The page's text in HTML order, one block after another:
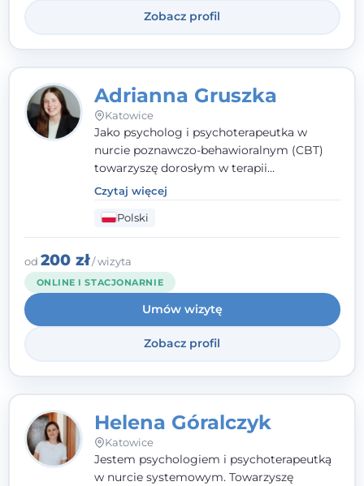
Zobacz profil
Adrianna Gruszka
Katowice
Jako psycholog i psychoterapeutka w
nurcie poznawczo-behawioralnym (CBT)
towarzyszę dorosłym w terapii
indywidualnej oraz nastolatkom od 15. roku
życia. Zależy mi, by naprawdę usłyszeć, z
czym do mnie przychodzisz, i dobrać
sposób pracy do Ciebie - bez gotowych
schematów i bez oceniania.
Czytaj więcej
Polski
od 200 zł/ wizyta
ONLINE I STACJONARNIE
Umów wizytę
Zobacz profil
Helena Góralczyk
Katowice
Jestem psychologiem i psychoterapeutką
w nurcie systemowym. Towarzyszę